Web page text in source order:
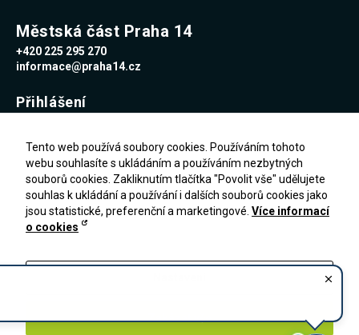
Městská část Praha 14
+420 225 295 270
informace@praha14.cz
Přihlášení
Heslo
Tento web používá soubory cookies. Používáním tohoto
webu souhlasíte s ukládáním a používáním nezbytných
souborů cookies. Zakliknutím tlačítka "Povolit vše" udělujete
souhlas k ukládání a používání i dalších souborů cookies jako
jsou statistické, preferenční a marketingové. Více informací
o cookies
Zakázat vše